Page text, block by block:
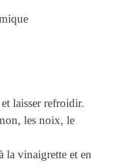
laisser refroidir.
les noix, le
la vinaigrette et en